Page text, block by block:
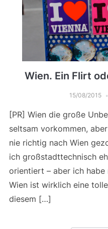
Wien. Ein Flirt
15/08/2015
[PR] Wien die große
seltsam vorkommen,
nie richtig nach Wien
ich großstadttechnisch
orientiert – aber ich habe
Wien ist wirklich eine
diesem […]